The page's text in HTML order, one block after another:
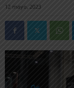
12 mayo, 2023